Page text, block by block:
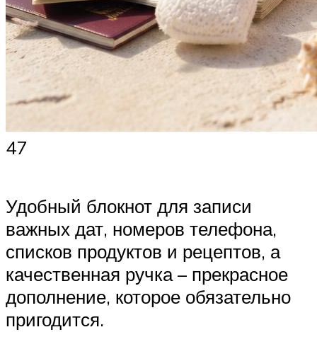
47
Удобный блокнот для записи
важных дат, номеров телефона,
списков продуктов и рецептов, а
качественная ручка – прекрасное
дополнение, которое обязательно
пригодится.